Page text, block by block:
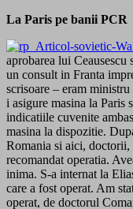
La Paris pe banii PCR
aprobarea lui
un consult in Franta
scrisoare – eram
i asigure masina la Paris
indicatiile cuvenite
masina la dispozitie.
Romania si aici, doctorii,
recomandat operatia.
inima. S-a internat la
care a fost operat. Am
operat, de doctorul